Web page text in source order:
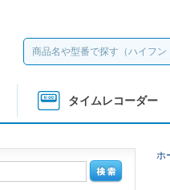
タイムレコーダー
ホ